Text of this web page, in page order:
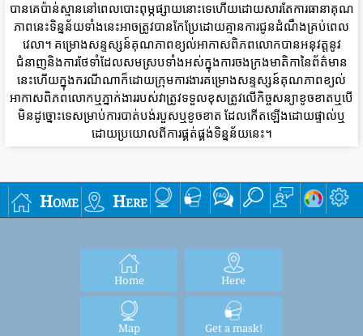
បានគេប៉ាន់ស្មាននៅពេលបោះពុម្ភផ្សាយនោះទេហើយដោយសារតែការធានាគុណ
ភាពនេះទិន្នន័យទាំងនេះអាចត្រូវបានកែប្រែដោយគ្មានការជូនដំណឹងគ្រប់ពេល
វេលា។ គម្រោងសន្ទស្សន៍គុណភាពខ្យល់អាកាសពិភពលោកបានអនុវត្តនូវ
ជំនាញនិងការថែទាំដែលសមស្របទាំងអស់ក្នុងការចងក្រងមាតិកានៃព័ត៌មាន
នេះហើយក្នុងករណីណាក៏ដោយក្រុមការងារគម្រោងសន្ទស្សន៍គុណភាពខ្យល់
អាកាសពិភពលោកឬភ្នាក់ងាររបស់វាត្រូវទទួលខុសត្រូវលើកិច្ចសន្យាខូចខាតឬបើ
មិនដូច្នោះទេសម្រាប់ការបាត់បង់របួសឬខូចខាត ដែលកើតឡើងដោយផ្ទាល់ឬ
ដោយប្រយោលពីការផ្គត់ផ្គង់ទិន្នន័យនេះ។
Home Here
Home Here
Map Get a mask!